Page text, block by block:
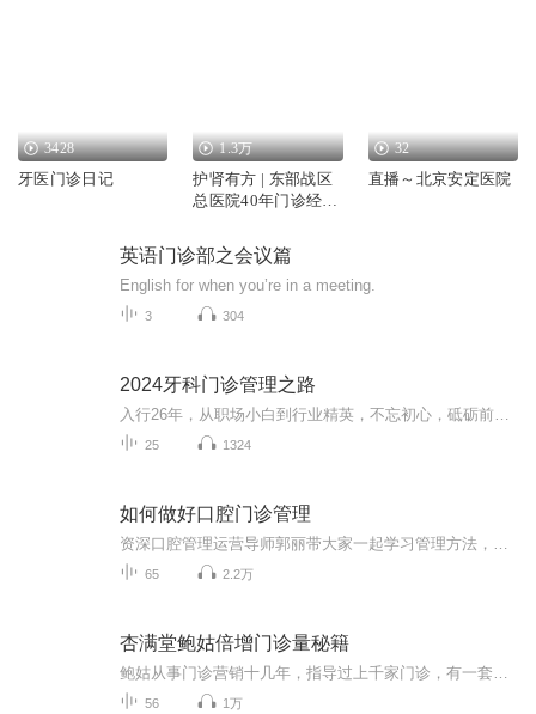
3428
牙医门诊日记
1.3万
护肾有方 | 东部战区
总医院40年门诊经验
32
直播～北京安定医院
英语门诊部之会议篇
English for when you’re in a meeting.
3 304
2024牙科门诊管理之路
25 1324
如何做好口腔门诊管理
65 2.2万
杏满堂鲍姑倍增门诊量秘籍
56 1万